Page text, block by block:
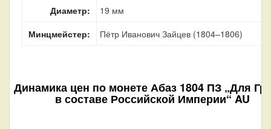
Диаметр:
19 мм
Минцмейстер:
Пётр Иванович Зайцев (1804–1806)
Динамика цен по монетеАбаз 1804 ПЗ „Для
в составе Российской Империи“ AU